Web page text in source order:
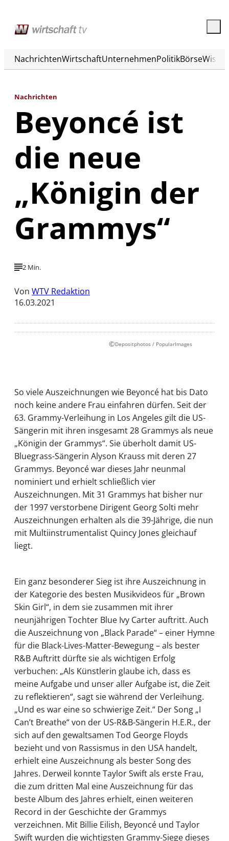
NachrichtenWirtschaftUnternehmenPolitikBörse
Nachrichten
Beyoncé ist
die neue
„Königin der
Grammys“
2 Min.
Von WTV Redaktion
16.03.2021
©Depositphotos / PopularImages
So viele Auszeichnungen wie Beyoncé hat bis Dato
noch keine andere Frau einfahren dürfen. Seit der
63. Grammy-Verleihung in Los Angeles gilt die US-
Sängerin mit ihren insgesamt 28 Grammys als neue
„Königin der Grammys“. Sie überholt damit US-
Bluegrass-Sängerin Alyson Krauss mit deren 27
Grammys. Beyoncé war dieses Jahr neunmal
nominiert und erhielt schließlich vier
Auszeichnungen. Mit 31 Grammys hat bisher nur
der 1997 verstorbene Dirigent Georg Solti mehr
Auszeichnungen erhalten als die 39-Jährige, die nun
mit Multiinstrumentalist Quincy Jones gleichauf
liegt.
Ein ganz besonderer Sieg ist ihre Auszeichnung in
der Kategorie des besten Musikvideos für „Brown
Skin Girl“, in dem sie zusammen mit ihrer
neunjährigen Tochter Blue Ivy Carter auftritt. Auch
die Auszeichnung von „Black Parade“ – einer Hymne
für die Black-Lives-Matter-Bewegung – als bester
R&B Auftritt dürfte sie als wichtigen Erfolg
verbuchen: „Als Künstlerin glaube ich, dass es
meine Aufgabe und unser aller Aufgabe ist, die Zeit
zu reflektieren“, sagt sie während der Verleihung.
„Und es war eine so schwierige Zeit.“ Der Song „I
Can’t Breathe“ von der US-R&B-Sängerin H.E.R., der
sich auf den gewaltsamen Tod George Floyds
bezieht und von Rassismus in den USA handelt,
erhielt eine Auszeichnung als bester Song des
Jahres. Derweil konnte Taylor Swift als erste Frau,
die zum dritten Mal eine Auszeichnung für das
beste Album des Jahres erhielt, einen weiteren
Record in der Geschichte der Grammys
verzeichnen. Mit Billie Eilish, Beyoncé und Taylor
Swift wurden die wichtigsten Grammy-Siege dieses